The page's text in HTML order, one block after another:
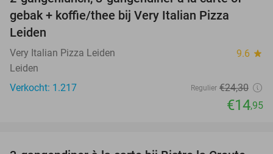
gebak + koffie/thee bij Very Italian Pizza
Leiden
Very Italian Pizza Leiden 9.6 star
Leiden
Verkocht: 1.217
Regulier €24,30
€14,95